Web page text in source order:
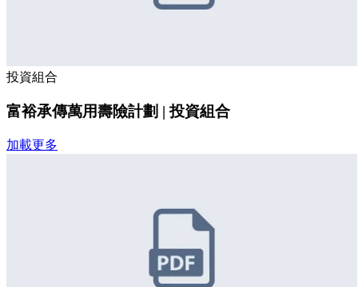
投資組合
富裕承傳萬用壽險計劃 | 投資組合
加載更多